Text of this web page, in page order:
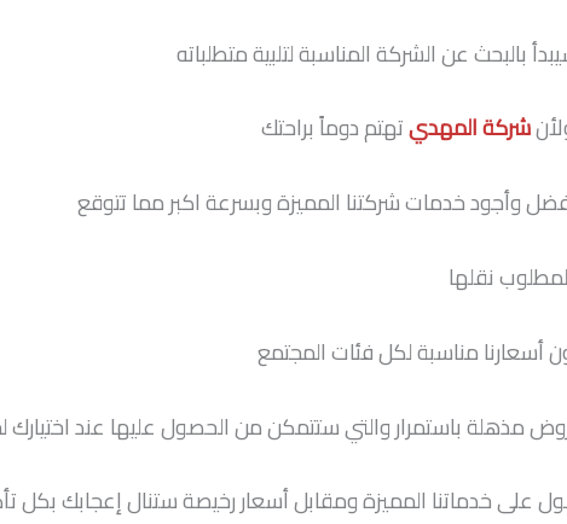
عن الشركة المناسبة لتلبية متطلباته
شركة المهديتهتم دوماً براحتك
وأجود خدمات شركتنا المميزة وبسرعة اكبر مما تتوقع
نقلها
أسعارنا مناسبة لكل فئات المجتمع
على خدماتنا المميزة ومقابل أسعار رخيصة ستنال إعجابك بكل